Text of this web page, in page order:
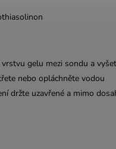
gelu mezi sondu a
nebo opláchněte vodou
držte uzavřené a mimo